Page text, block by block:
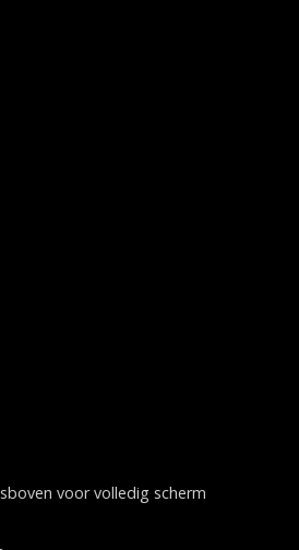
voor volledig scherm